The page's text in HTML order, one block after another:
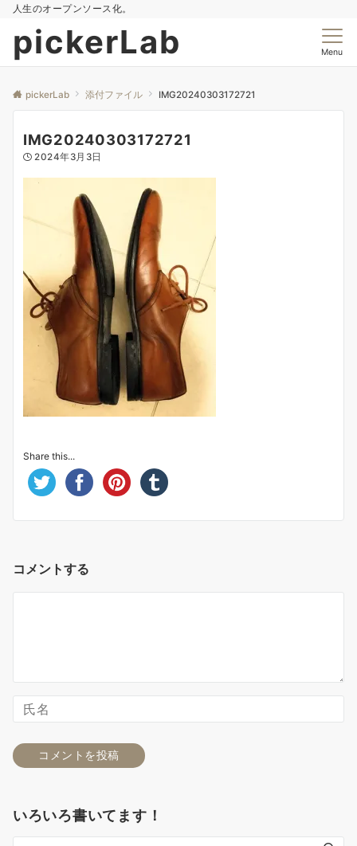
人生のオープンソース化。
pickerLab Menu
pickerLab 添付ファイル IMG20240303172721
IMG20240303172721
2024年3月3日
Share this...
コメントする
いろいろ書いてます！